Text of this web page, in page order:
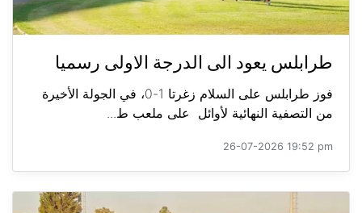
طرابلس يعود الى الدرجة الاولى رسميا
فوز طرابلس على السلام زغرتا 1-0، في الجولة الأخيرة
من التصفية النهائية لأوائل على ملعب ط...
26-07-2026 19:52 pm